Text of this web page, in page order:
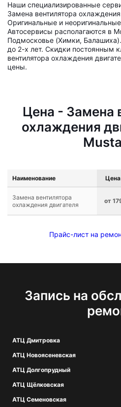
Наши специализированные
Замена вентилятора
Оригинальные и
Автосервисы располагаются в
Подмосковье (Химки,
до 2-х лет. Скидки постоянным
вентилятора охлаждения
цены.
Цена - Замена
охлаждения
Наименование Цена
Замена вентилятора
охлаждения двигателя
от
Прайс-лист на
Запись на
АТЦ Дмитровка
АТЦ Новоясеневская
АТЦ Долгопрудный
АТЦ Щёлковская
АТЦ Семеновская